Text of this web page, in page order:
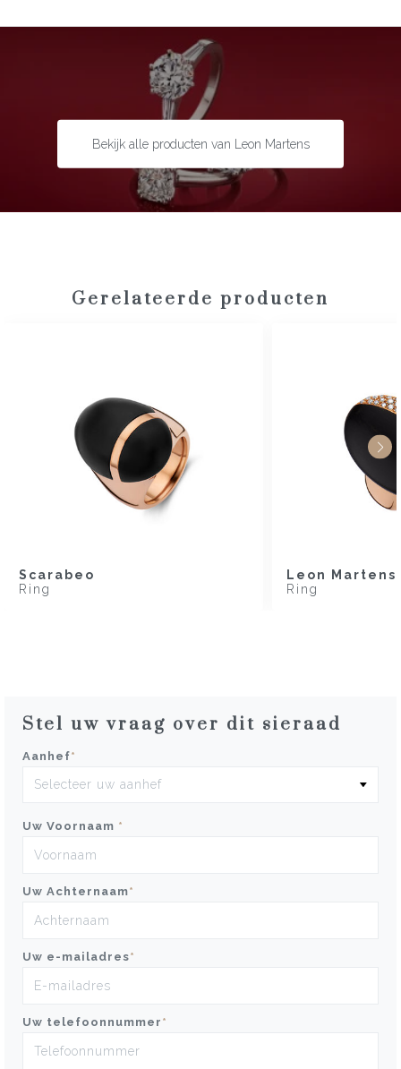
Ebbenhout
80 cm
Bekijk alle producten van Leon Martens
Gerelateerde producten
Scarabeo
Ring
Leon Martens
Ring
Stel uw vraag over dit sieraad
Aanhef*
Uw Voornaam *
Uw Achternaam*
Uw e-mailadres*
Uw telefoonnummer *